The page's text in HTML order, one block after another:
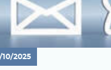
10/2025